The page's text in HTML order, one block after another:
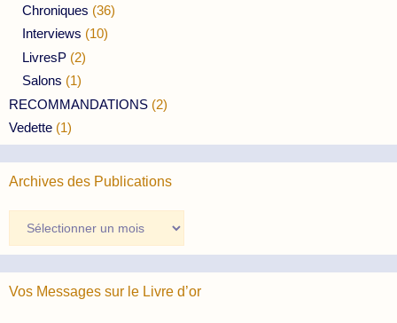
Chroniques (36)
Interviews (10)
LivresP (2)
Salons (1)
RECOMMANDATIONS (2)
Vedette (1)
Archives des Publications
des
Publications
Vos Messages sur le Livre d’or